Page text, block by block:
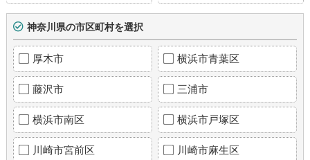
神奈川県の市区町村を選択
厚木市 横浜市青葉区
藤沢市 三浦市
横浜市南区 横浜市戸塚区
川崎市宮前区 川崎市麻生区